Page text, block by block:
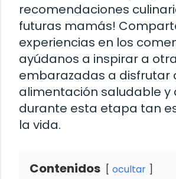
recomendaciones
futuras mamás!
experiencias en los
ayúdanos a inspirar a
embarazadas a disfrutar
alimentación saludable y
durante esta etapa tan
la vida.
Contenidos ocultar